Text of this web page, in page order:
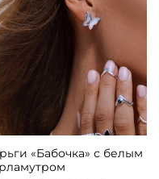
«Бабочка» с белым